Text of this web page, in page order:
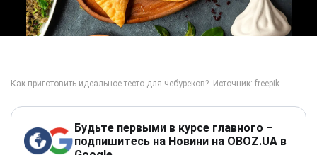
Будьте первыми в курсе главного –
подпишитесь на Новини на OBOZ.UA в